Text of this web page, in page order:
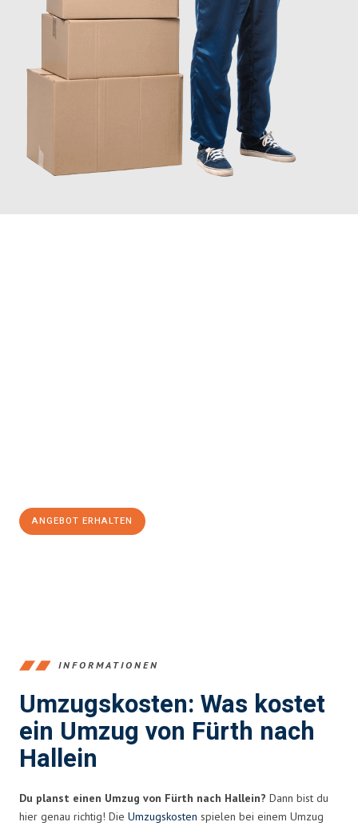
ANGEBOT ERHALTEN
INFORMATIONEN
Umzugskosten: Was kostet
ein Umzug von Fürth nach
Hallein
Du planst einen Umzug von Fürth nach Hallein? Dann bist du
hier genau richtig! Die Umzugskosten spielen bei einem Umzug